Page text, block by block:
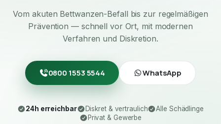
Vom akuten Bettwanzen-Befall bis zur regelmäßigen
Prävention — schnell vor Ort, mit modernen
Verfahren und Diskretion.
0800 1553 5544 WhatsApp
24h erreichbar Diskret & vertraulich
Alle Schädlinge
Privat & Gewerbe